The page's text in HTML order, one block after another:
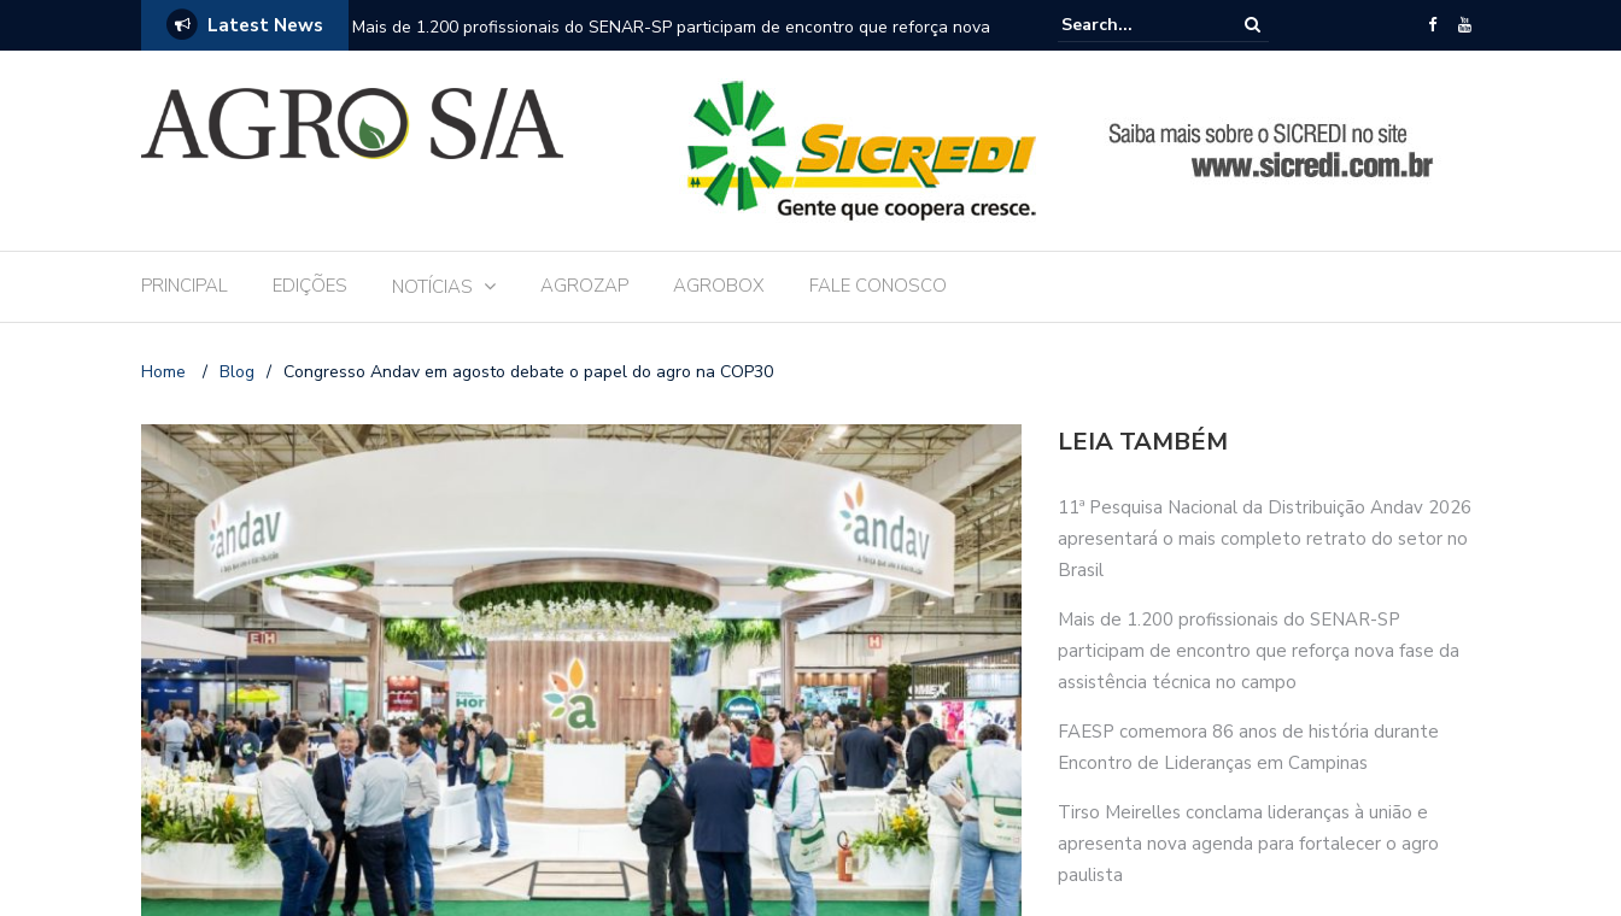
Latest News
2026 apresentará o mais completo
Mais de 1.200 profissionais do SENAR-SP participam de encontro que reforça nova
fase da assistência técnica no campo
FAESP comemora 86 anos de história durante Encontro de Lideranças em
PRINCIPAL EDIÇÕES NOTÍCIAS AGROZAP AGROBOX FALE CONOSCO
Home / Blog / Congresso Andav em agosto debate o papel do agro na COP30
LEIA TAMBÉM
11ª Pesquisa Nacional da Distribuição Andav 2026
apresentará o mais completo retrato do setor no
Brasil
Mais de 1.200 profissionais do SENAR-SP
participam de encontro que reforça nova fase da
assistência técnica no campo
FAESP comemora 86 anos de história durante
Encontro de Lideranças em Campinas
Tirso Meirelles conclama lideranças à união e
apresenta nova agenda para fortalecer o agro
paulista